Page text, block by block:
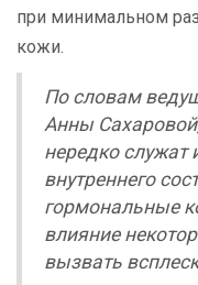
при минимальном
кожи.
По словам
Анны
нередко служат
внутреннего
гормональные
влияние
вызвать